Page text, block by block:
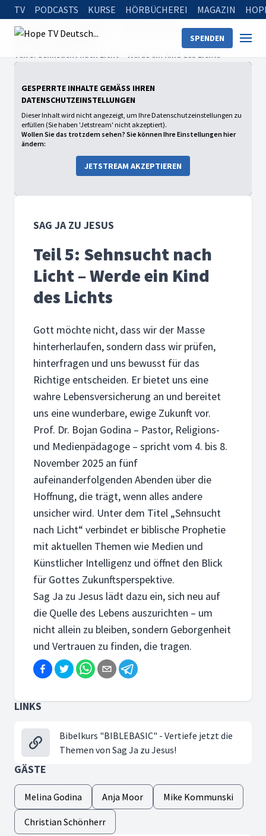
TV PODCASTS KURSE HÖRBÜCHEREI MAGAZIN
SPENDEN
Startseite
Sag Ja zu Jesus 2025
Teil 5: Sehnsucht nach Licht – Werde ein Kind des Lichts
GESPERRTE INHALTE GEMÄSS IHREN D
ATENSCHUTZEINSTELLUNGEN
Dieser Inhalt wird nicht angezeigt, um Ihre Datenschutzeinstellungen zu
erfüllen (Sie haben 'Jetstream' nicht akzeptiert).
Wollen Sie das trotzdem sehen? Sie können Ihre Einstellungen hier
ändern:
JETSTREAM AKZEPTIEREN
SAG JA ZU JESUS
Teil 5: Sehnsucht nach
Licht – Werde ein Kind
des Lichts
Gott möchte nicht, dass wir der Masse
hinterherlaufen, sondern dass wir prüfen,
hinterfragen und uns bewusst für das
Richtige entscheiden. Er bietet uns eine
wahre Lebensversicherung an und bereitet
uns eine wunderbare, ewige Zukunft vor.
Prof. Dr. Bojan Godina – Pastor, Religions-
und Medienpädagoge – spricht vom 4. bis 8.
November 2025 an fünf
aufeinanderfolgenden Abenden über die
Hoffnung, die trägt, wenn alles andere
unsicher wird. Unter dem Titel „Sehnsucht
nach Licht“ verbindet er biblische Prophetie
mit aktuellen Themen wie Medien und
Künstlicher Intelligenz und öffnet den Blick
für Gottes Zukunftsperspektive.
Sag Ja zu Jesus lädt dazu ein, sich neu auf
die Quelle des Lebens auszurichten – um
nicht allein zu bleiben, sondern Geborgenheit
und Vertrauen zu finden, die tragen.
LINKS
Bibelkurs "BIBLEBASIC" - Vertiefe jetzt die
Themen von Sag Ja zu Jesus!
GÄSTE
Melina Godina Anja Moor Mike Kommunski
Christian Schönherr